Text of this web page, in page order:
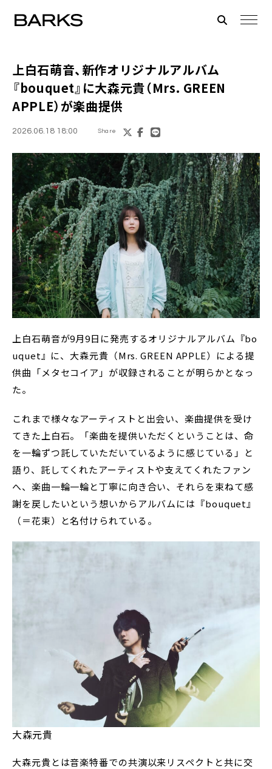
上白石萌音、新作オリジナルアルバム
『bouquet』に大森元貴（Mrs. GREEN
APPLE）が楽曲提供
2026.06.18 18:00 Share
上白石萌音が9月9日に発売するオリジナルアルバム『bo
uquet』に、大森元貴（Mrs. GREEN APPLE）による提
供曲「メタセコイア」が収録されることが明らかとなっ
た。
これまで様々なアーティストと出会い、楽曲提供を受け
てきた上白石。「楽曲を提供いただくということは、命
を一輪ずつ託していただいているように感じている」と
語り、託してくれたアーティストや支えてくれたファン
へ、楽曲一輪一輪と丁寧に向き合い、それらを束ねて感
謝を戻したいという想いからアルバムには『bouquet』
（＝花束）と名付けられている。
大森元貴
大森元貴とは音楽特番での共演以来リスペクトと共に交